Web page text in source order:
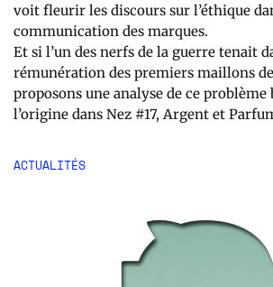
voit fleurir les discours sur l’éthique
communication des marques.
Et si l’un des nerfs de la guerre tenait
rémunération des premiers maillons
proposons une analyse de ce
l’origine dans Nez #17, Argent et
ACTUALITÉS